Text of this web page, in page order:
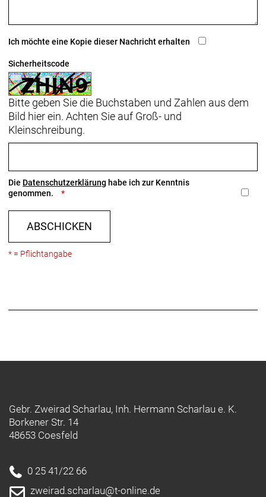
Ich möchte eine Kopie dieser Nachricht erhalten
Sicherheitscode
Bitte geben Sie die Buchstaben und Zahlen aus dem
Bild hier ein. Achten Sie auf Groß- und
Kleinschreibung.
Die Datenschutzerklärung habe ich zur Kenntnis
genommen.
ABSCHICKEN
* = Pflichtangabe
Gebr. Zweirad Scharlau, Inh. Hermann Scharlau e. K.
Borkener Str. 14
48653 Coesfeld
0 25 41/22 66
zweirad.scharlau@t-online.de